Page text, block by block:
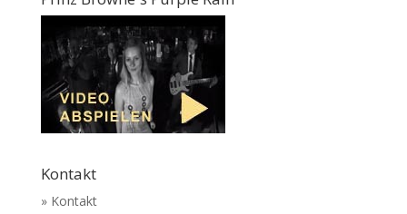
Kontakt
» Kontakt